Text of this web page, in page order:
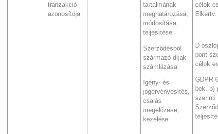
tranzakció
azonosítója
tartalmának
meghatározása,
módosítása,
teljesítése
Szerződésből
származó díjak
számlázása
Igény- és
jogérvényesítés,
csalás
megelőzése,
kezelése
célok
D
pont
célok
GDPR
bek. b)
szerinti